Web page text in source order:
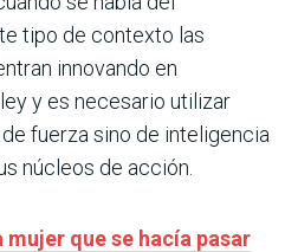
tipo de contexto las
innovando en
y es necesario utilizar
fuerza sino de inteligencia
núcleos de acción.
mujer que se hacía pasar